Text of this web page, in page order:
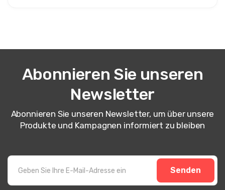
Abonnieren Sie unseren
Newsletter
Abonnieren Sie unseren Newsletter, um über unsere
Produkte und Kampagnen informiert zu bleiben
Senden